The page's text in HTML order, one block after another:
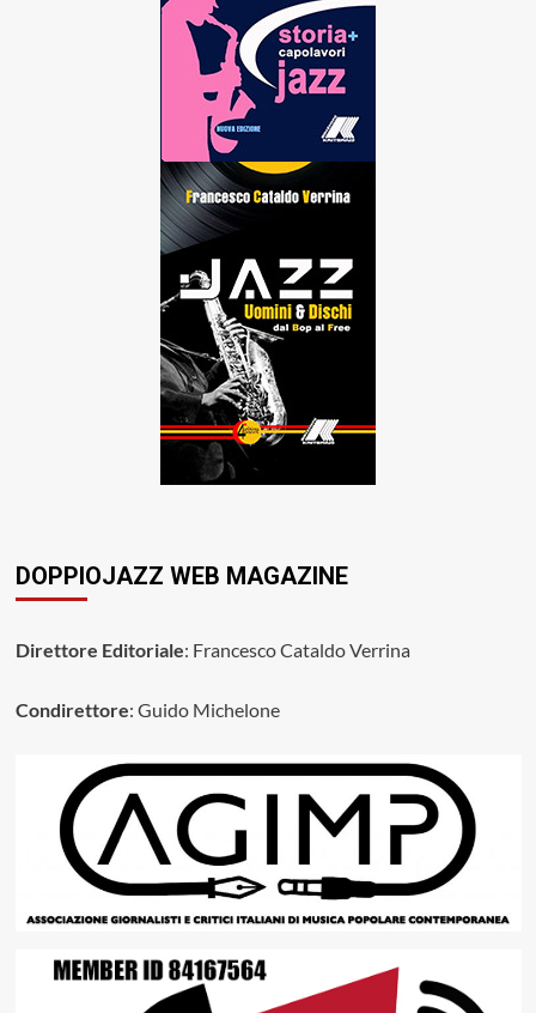
DOPPIOJAZZ WEB MAGAZINE
Direttore Editoriale: Francesco Cataldo Verrina
Condirettore: Guido Michelone